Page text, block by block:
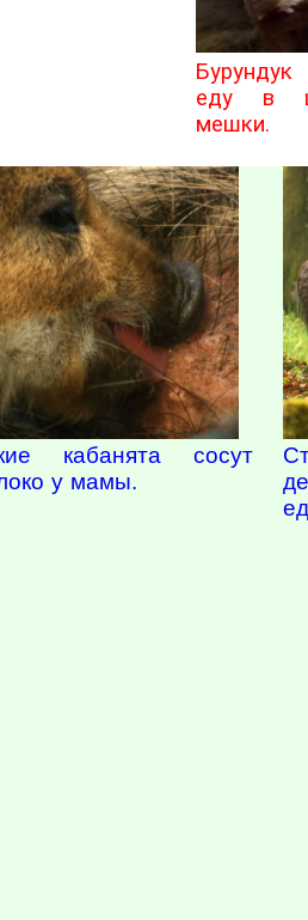
Бурундук
еду в
мешки.
кабанята сосут
у мамы.